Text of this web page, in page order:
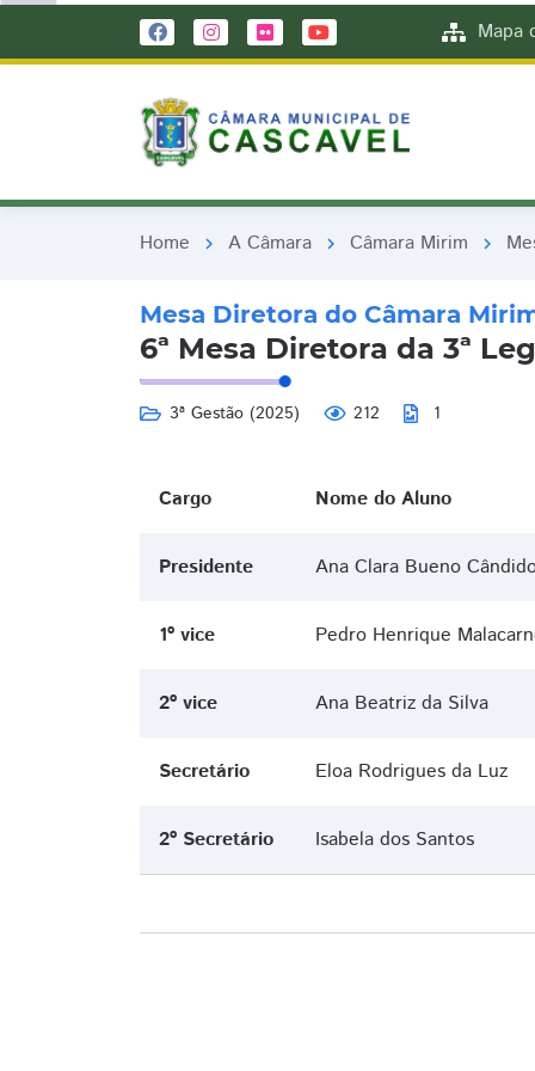
Mapa
Home chevron_right A Câmara chevron_right Câmara Mirim chevron_right
Mesa Diretora do Câmara
6ª Mesa Diretora da 3ª
3ª Gestão (2025) 212 1
Cargo Nome do Aluno
Presidente Ana Clara Bueno
1º vice Pedro Henrique
2º vice Ana Beatriz da Silva
Secretário Eloa Rodrigues da Luz
2º Secretário Isabela dos Santos